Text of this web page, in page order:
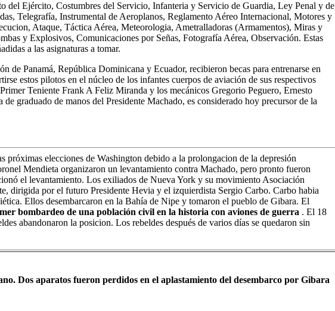
Ejército, Costumbres del Servicio, Infanteria y Servicio de Guardia, Ley Penal y de
Telegrafía, Instrumental de Aeroplanos, Reglamento Aéreo Internacional, Motores y
Ataque, Táctica Aérea, Meteorologia, Ametralladoras (Armamentos), Miras y
y Explosivos, Comunicaciones por Señas, Fotografía Aérea, Observación. Estas
a las asignaturas a tomar.
de Panamá, República Dominicana y Ecuador, recibieron becas para entrenarse en
estos pilotos en el núcleo de los infantes cuerpos de aviación de sus respectivos
Teniente Frank A Feliz Miranda y los mecánicos Gregorio Peguero, Ernesto
graduado de manos del Presidente Machado, es considerado hoy precursor de la
próximas elecciones de Washington debido a la prolongacion de la depresión
Mendieta organizaron un levantamiento contra Machado, pero pronto fueron
el levantamiento. Los exiliados de Nueva York y su movimiento Asociación
dirigida por el futuro Presidente Hevia y el izquierdista Sergio Carbo. Carbo habia
Ellos desembarcaron en la Bahía de Nipe y tomaron el pueblo de Gibara. El
bombardeo de una población civil en la historia con aviones de guerra . El 18
abandonaron la posicion. Los rebeldes después de varios días se quedaron sin
Dos aparatos fueron perdidos en el aplastamiento del desembarco por Gibara